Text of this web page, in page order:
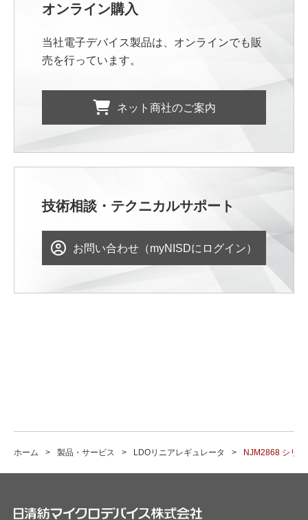
オンライン購入
当社電子デバイス製品は、オンラインでも販
売を行っています。
ネット商社のご案内
技術相談・テクニカルサポート
お問い合わせ（myNISDにログイン）
ホーム 製品・サービス LDOリニアレギュレータ NJM2868 シリ